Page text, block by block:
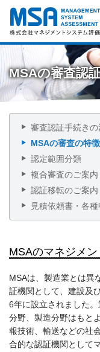
株式会社 マネジメント
ム評価センター
MSAの審査認
審査認証手続きの
MSAの審査の特徴
認定範囲分類
複合審査のご案内
認証移転のご案内
見積依頼書・各
MSAのマネジメ
MSAは、製造業とは異
証機関として、建設及
6年に設立されました
分野、製造分野はもと
報技術、輸送などの社
合的な認証機関として